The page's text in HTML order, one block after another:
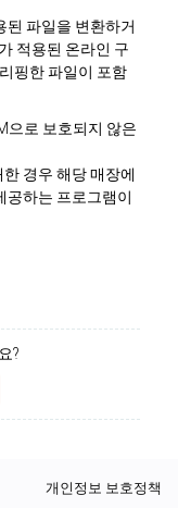
된 파일을 변환하거
적용된 온라인 구
핑한 파일이 포함
으로 보호되지 않은
경우 해당 매장에
공하는 프로그램이
?
개인정보 보호정책